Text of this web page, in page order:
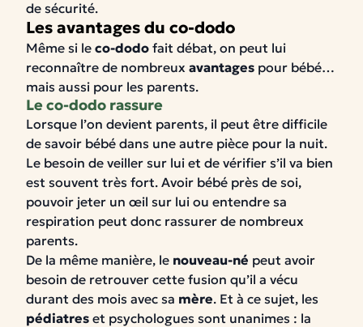
de sécurité.
Les avantages du co-dodo
Même si le co-dodo fait débat, on peut lui
reconnaître de nombreux avantages pour bébé…
mais aussi pour les parents.
Le co-dodo rassure
Lorsque l’on devient parents, il peut être difficile
de savoir bébé dans une autre pièce pour la nuit.
Le besoin de veiller sur lui et de vérifier s’il va bien
est souvent très fort. Avoir bébé près de soi,
pouvoir jeter un œil sur lui ou entendre sa
respiration peut donc rassurer de nombreux
parents.
De la même manière, le nouveau-né peut avoir
besoin de retrouver cette fusion qu’il a vécu
durant des mois avec sa mère. Et à ce sujet, les
pédiatres et psychologues sont unanimes : la